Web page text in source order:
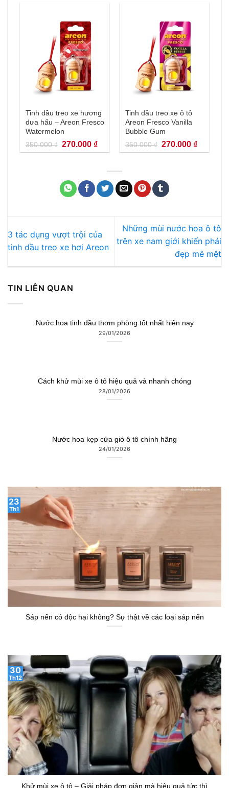
Tinh dầu treo xe hương
dưa hấu – Areon Fresco
Watermelon
350.000₫ Giá
gốc
là:
270.000 ₫Giá
hiện
tại
Tinh dầu treo xe ô tô
Areon Fresco Vanilla
Bubble Gum
350.000₫ Giá
gốc
là:
270.000 ₫Giá
hiện
tại
3 tác dụng vượt trội của
tinh dầu treo xe hơi Areon
Những mùi nước hoa ô tô
trên xe nam giới khiến phái
đẹp mê mệt
TIN LIÊN QUAN
Nước hoa tinh dầu thơm phòng tốt nhất hiện nay
29/01/2026
Cách khử mùi xe ô tô hiệu quả và nhanh chóng
28/01/2026
Nước hoa kẹp cửa gió ô tô chính hãng
24/01/2026
Sáp nến có độc hại không? Sự thật về các loại sáp nến
23
Th1
Khử mùi xe ô tô – Giải pháp đơn giản mà hiệu quả tức thì
30
Th12